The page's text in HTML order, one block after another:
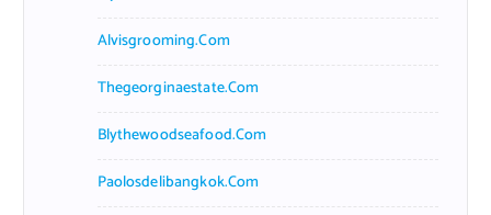
Alvisgrooming.com
Thegeorginaestate.com
Blythewoodseafood.com
Paolosdelibangkok.com